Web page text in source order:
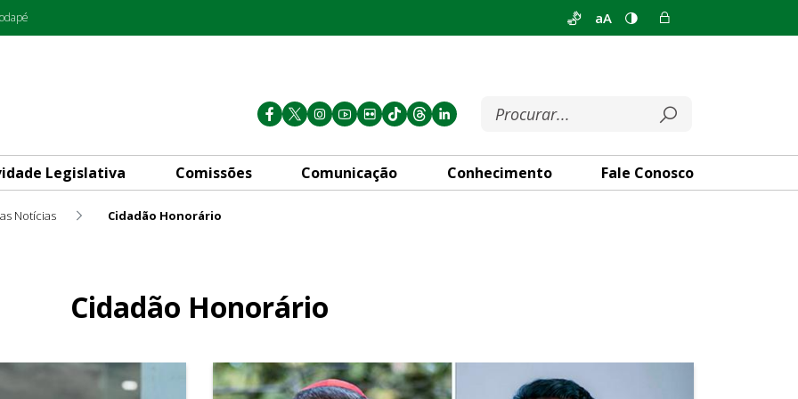
aA
Legislativa Comissões Comunicação Conhecimento Fale Conosco
Notícias Cidadão Honorário
Cidadão Honorário